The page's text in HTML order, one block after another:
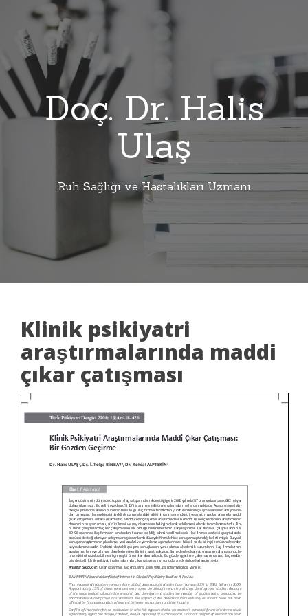
Doç. Dr. Halis
Ulaş
Ruh Sağlığı ve Hastalıkları Uzmanı
Klinik psikiyatri
araştırmalarında maddi
çıkar çatışması